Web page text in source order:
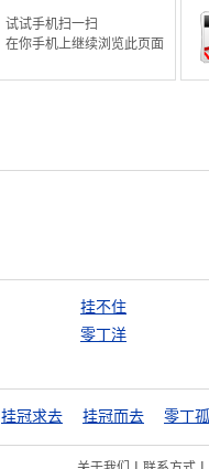
试试手机扫一扫
在你手机上继续浏览此页面
挂不住
零丁洋
挂冠求去 挂冠而去 零丁